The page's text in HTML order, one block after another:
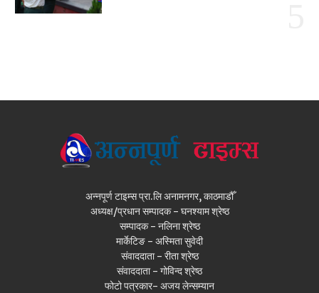
अन्नपूर्ण टाइम्स प्रा.लि अनामनगर, काठमाडौँ
अध्यक्ष/प्रधान सम्पादक - घनश्याम श्रेष्ठ
सम्पादक - नलिना श्रेष्ठ
मार्केटिङ - अस्मिता सुवेदी
संवाददाता - रीता श्रेष्ठ
संवाददाता - गोविन्द श्रेष्ठ
फोटो पत्रकार- अजय लेन्सम्यान